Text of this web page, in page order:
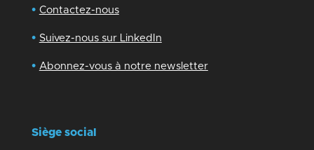
• Contactez-nous
• Suivez-nous sur LinkedIn
• Abonnez-vous à notre newsletter
Siège social